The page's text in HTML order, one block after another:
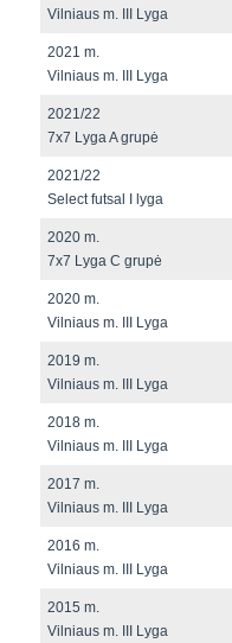
Vilniaus m. III Lyga
2021 m.
Vilniaus m. III Lyga
2021/22
7x7 Lyga A grupė
2021/22
Select futsal I lyga
2020 m.
7x7 Lyga C grupė
2020 m.
Vilniaus m. III Lyga
2019 m.
Vilniaus m. III Lyga
2018 m.
Vilniaus m. III Lyga
2017 m.
Vilniaus m. III Lyga
2016 m.
Vilniaus m. III Lyga
2015 m.
Vilniaus m. III Lyga